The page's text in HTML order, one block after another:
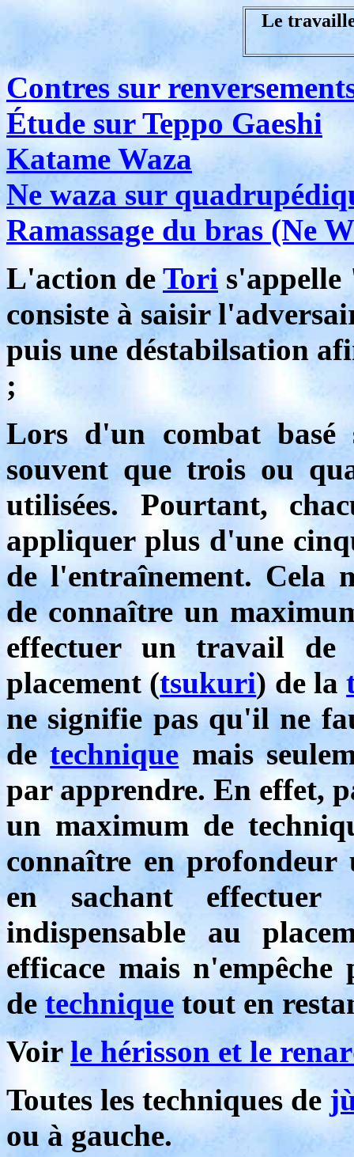
Le travaille
Contres sur
Étude sur Teppo Gaeshi
Katame Waza
Ne waza sur
Ramassage du bras (Ne
L'action deTori
consiste à saisir
puis une déstabilsation
;
Lors d'un combat
souvent que trois ou
utilisées. Pourtant,
appliquer plus d'une
de l'entraînement. Cela
de connaître un
effectuer un travail de
placement (tsukuri) de la
ne signifie pas qu'il ne
detechnique mais
par apprendre. En effet,
un maximum de
connaître en
en sachant
indispensable au
efficace mais
detechniquetout en
Voir le hérisson et le
Toutes les techniques de
ou à gauche.